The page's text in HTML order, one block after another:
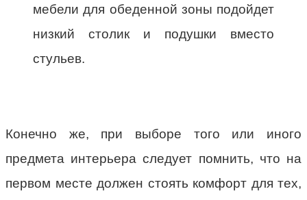
мебели для обеденной зоны подойдет
низкий столик и подушки вместо
стульев.
Конечно же, при выборе того или иного
предмета интерьера следует помнить, что на
первом месте должен стоять комфорт для тех,